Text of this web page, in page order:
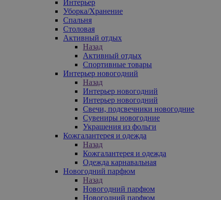
Интерьер
Уборка/Хранение
Спальня
Столовая
Активный отдых
Назад
Активный отдых
Спортивные товары
Интерьер новогодний
Назад
Интерьер новогодний
Интерьер новогодний
Свечи, подсвечники новогодние
Сувениры новогодние
Украшения из фольги
Кожгалантерея и одежда
Назад
Кожгалантерея и одежда
Одежда карнавальная
Новогодний парфюм
Назад
Новогодний парфюм
Новогодний парфюм